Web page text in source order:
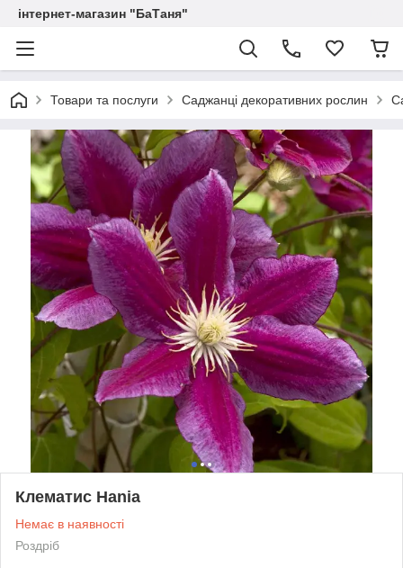
інтернет-магазин "БаТаня"
Товари та послуги Саджанці декоративних рослин
Клематис Hania
Немає в наявності
Роздріб